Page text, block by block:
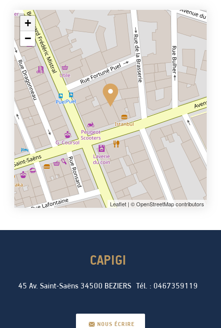
+
−
Leaflet | © OpenStreetMap contributors
CAPIGI
45 Av. Saint-Saëns 34500 BEZIERS Tél. : 0467359119
NOUS ÉCRIRE